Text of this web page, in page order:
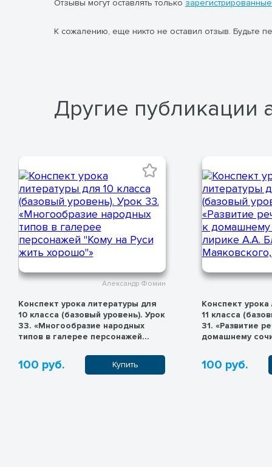
Отзывы могут оставлять только зарегистрированные
К сожалению, еще никто не оставил отзыв. Будьте
Другие публикации
Александр Фомин
Конспект урока литературы для
10 класса (базовый уровень). Урок
33. «Многообразие народных
типов в галерее персонажей
100 руб. Купить
Конспект
11 класса
31. «Развитие
домашнему
Есенина»
100 руб.